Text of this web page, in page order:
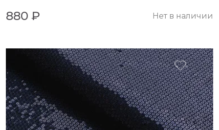
880 ₽ Нет в наличии